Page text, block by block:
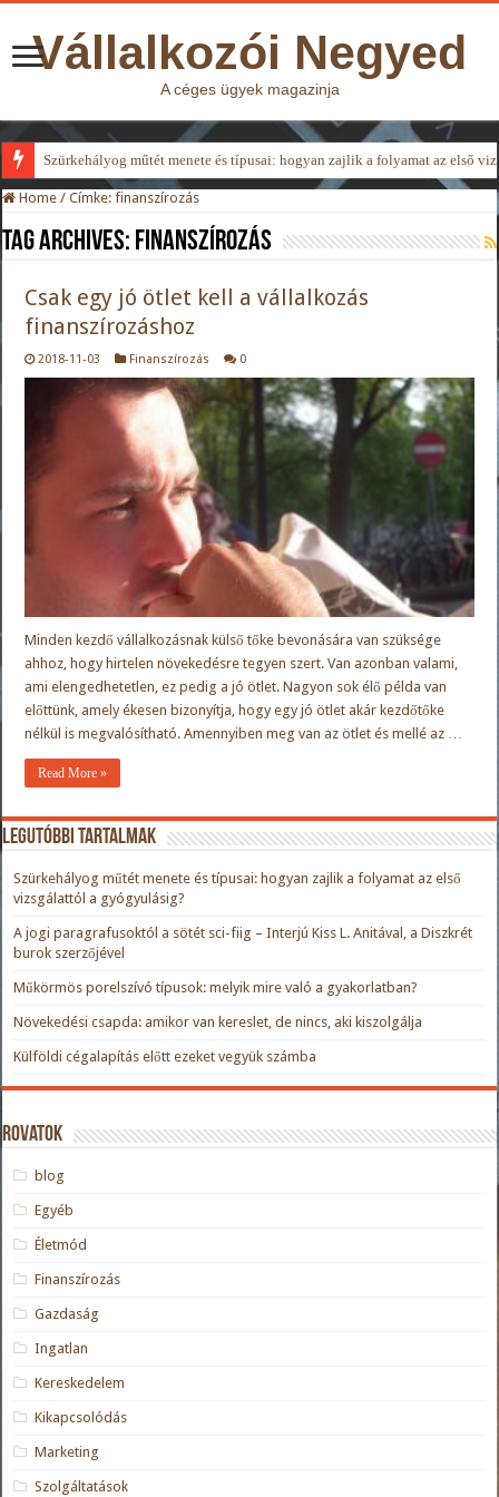
Vállalkozói Negyed
A céges ügyek magazinja
Szürkehályog műtét menete és típusai: hogyan zajlik a folyamat az első
Home / Címke:finanszírozás
Tag Archives: finanszírozás
Csak egy jó ötlet kell a vállalkozás
finanszírozáshoz
2018-11-03 Finanszírozás 0
Minden kezdő vállalkozásnak külső tőke bevonására van szüksége
ahhoz, hogy hirtelen növekedésre tegyen szert. Van azonban valami,
ami elengedhetetlen, ez pedig a jó ötlet. Nagyon sok élő példa van
előttünk, amely ékesen bizonyítja, hogy egy jó ötlet akár kezdőtőke
nélkül is megvalósítható. Amennyiben meg van az ötlet és mellé az …
Read More »
Legutóbbi tartalmak
Szürkehályog műtét menete és típusai: hogyan zajlik a folyamat az első
vizsgálattól a gyógyulásig?
A jogi paragrafusoktól a sötét sci-fiig – Interjú Kiss L. Anitával, a Diszkrét
burok szerzőjével
Műkörmös porelszívó típusok: melyik mire való a gyakorlatban?
Növekedési csapda: amikor van kereslet, de nincs, aki kiszolgálja
Külföldi cégalapítás előtt ezeket vegyük számba
Rovatok
blog
Egyéb
Életmód
Finanszírozás
Gazdaság
Ingatlan
Kereskedelem
Kikapcsolódás
Marketing
Szolgáltatások